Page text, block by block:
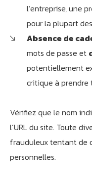
l’entreprise, une
pour la plupart
Absence de
mots de passe et
potentiellement
critique à prendre
Vérifiez que le nom
l’URL du site. Toute
frauduleux tentant de
personnelles.